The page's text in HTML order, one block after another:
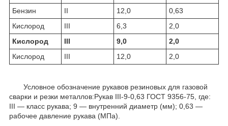
Бензин
ІІ 12,0
0,63
Кислород
ІІІ 6,3
2,0
Кислород
ІІІ 9,0
2,0
Кислород
ІІІ 12,0 2,0
Условное обозначение рукавов резиновых для газовой
сварки и резки металлов:Рукав III-9-0,63 ГОСТ 9356-75, где:
III — класс рукава; 9 — внутренний диаметр (мм); 0,63 —
рабочее давление рукава (МПа).